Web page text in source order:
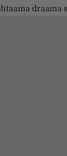
draama